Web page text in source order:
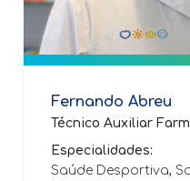
Fernando Abreu
Técnico Auxiliar
Especialidades:
Saúde Desportiva,